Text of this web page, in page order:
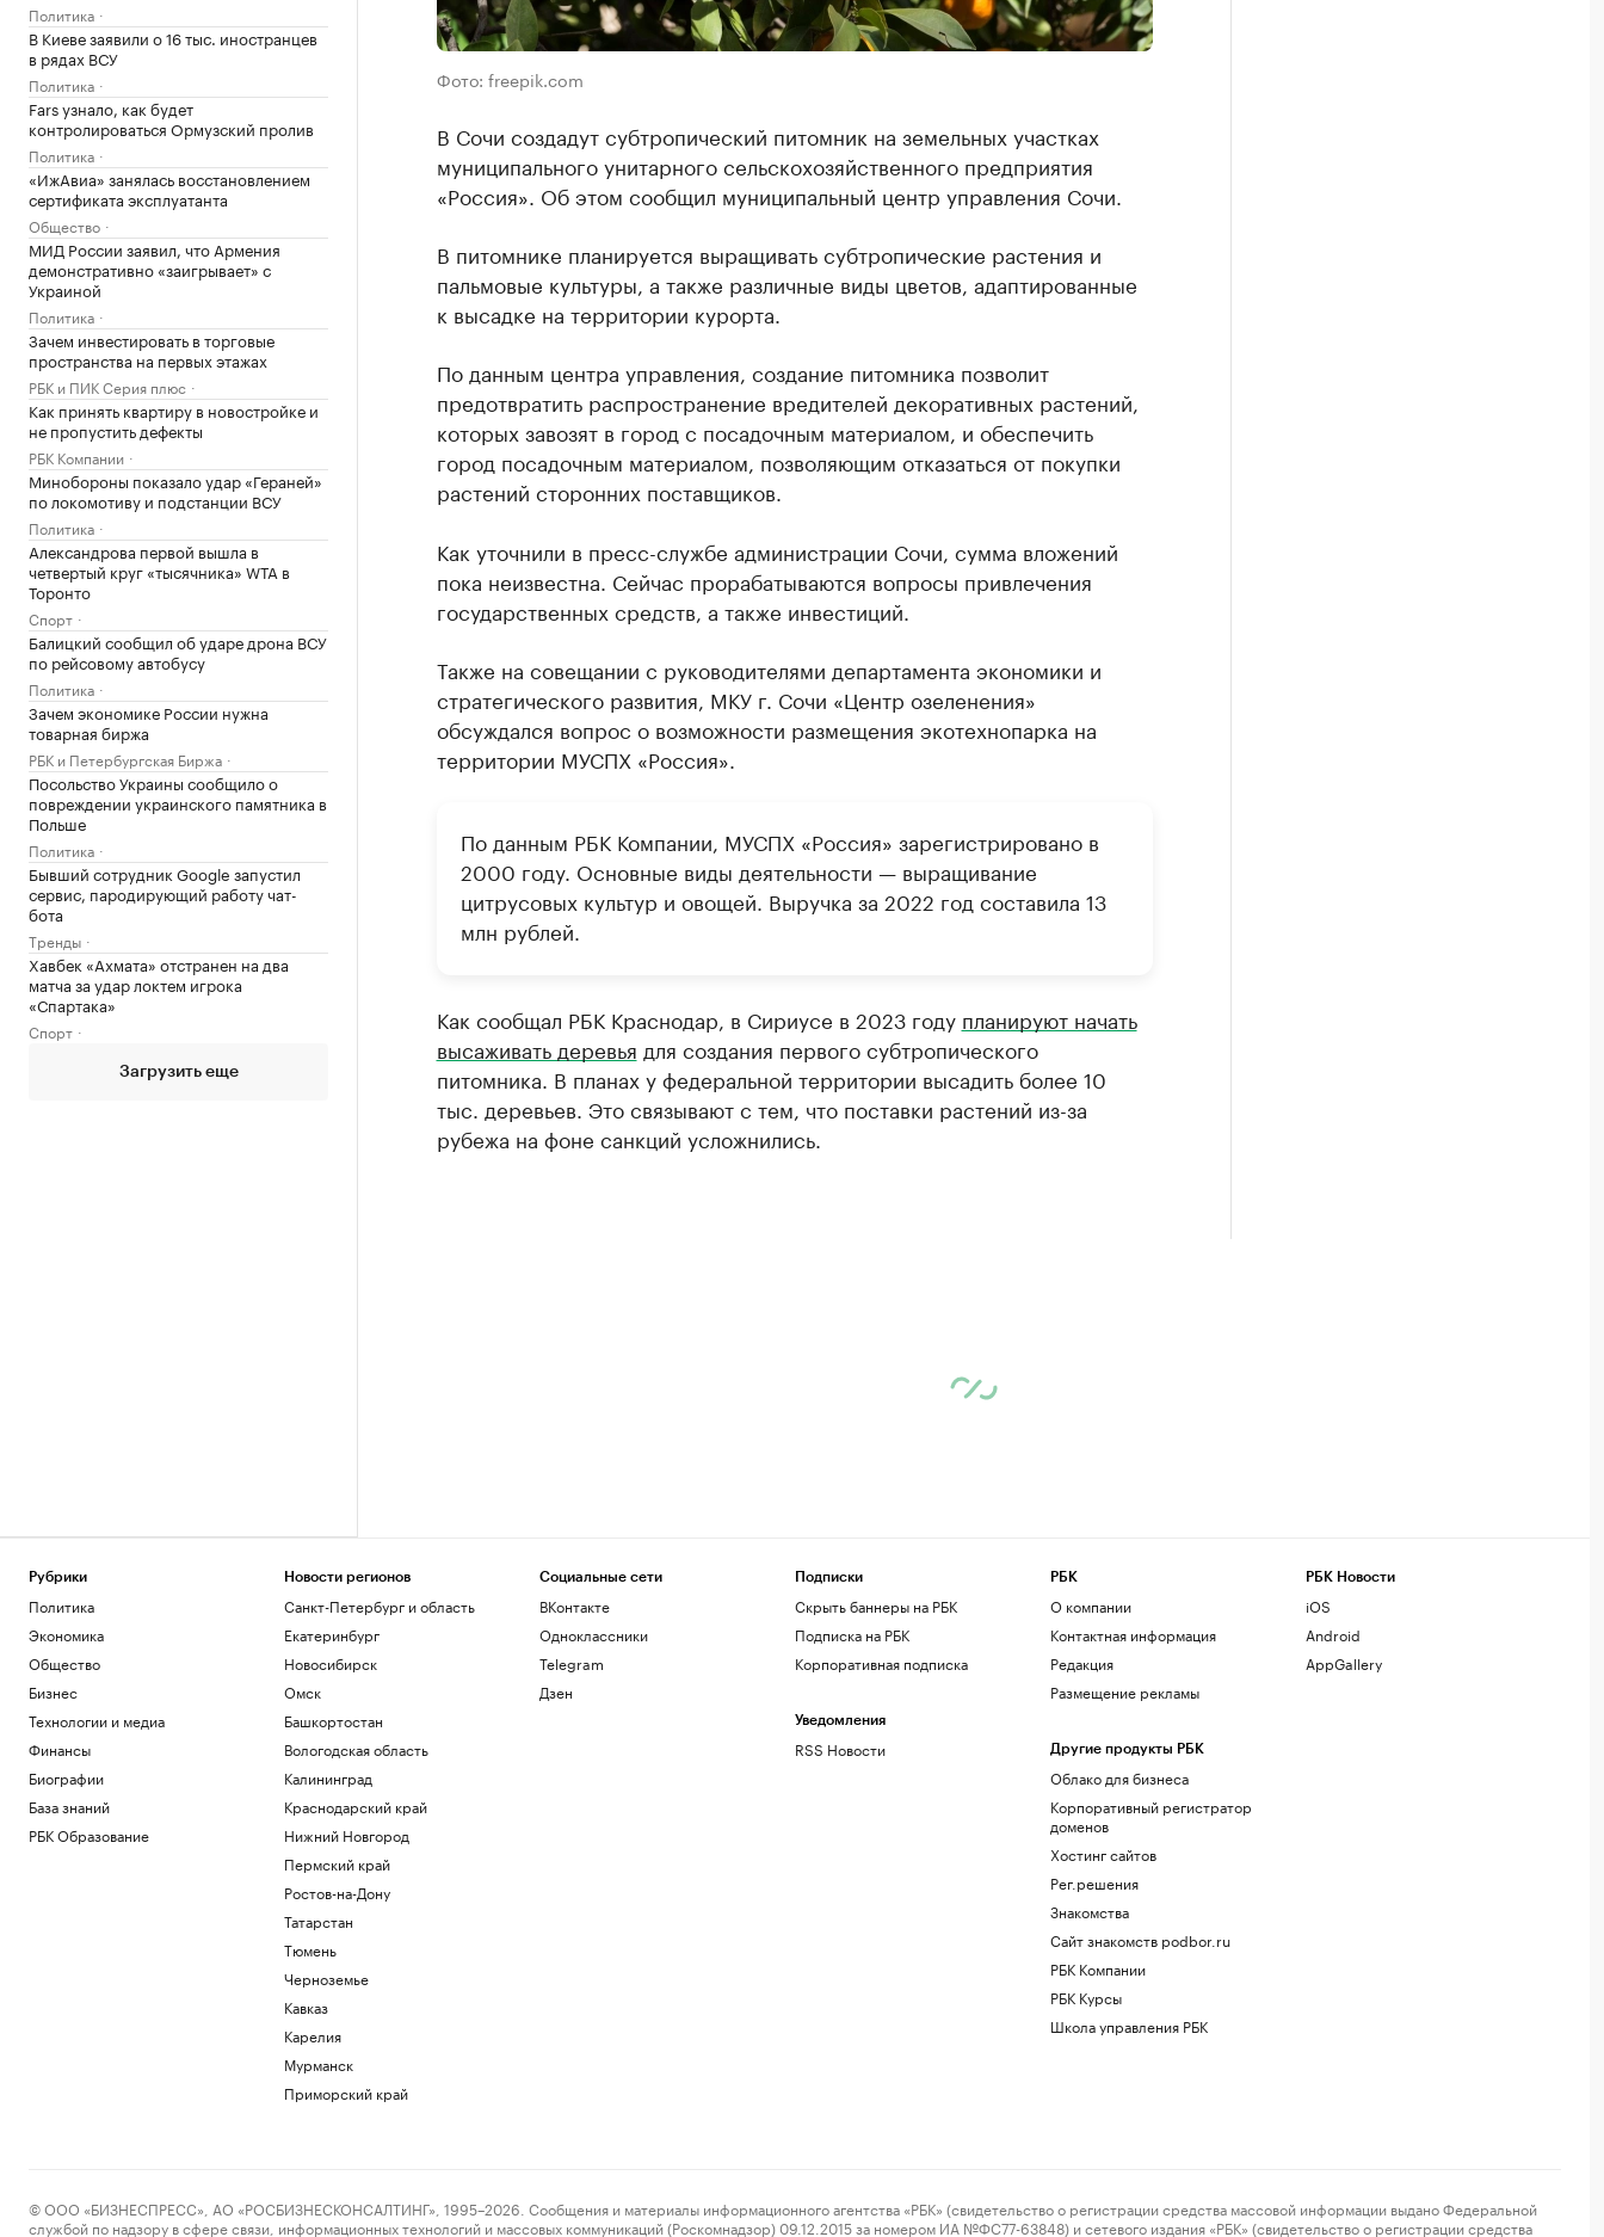
Политика
В Киеве заявили о 16 тыс. иностранцев
в рядах ВСУ
Политика
Fars узнало, как будет
контролироваться Ормузский пролив
Политика
«ИжАвиа» занялась восстановлением
сертификата эксплуатанта
Общество
МИД России заявил, что Армения
демонстративно «заигрывает» с
Украиной
Политика
Зачем инвестировать в торговые
пространства на первых этажах
РБК и ПИК Серия плюс
Как принять квартиру в новостройке и
не пропустить дефекты
РБК Компании
Минобороны показало удар «Гераней»
по локомотиву и подстанции ВСУ
Политика
Александрова первой вышла в
четвертый круг «тысячника» WTA в
Торонто
Спорт
Балицкий сообщил об ударе дрона ВСУ
по рейсовому автобусу
Политика
Зачем экономике России нужна
товарная биржа
РБК и Петербургская Биржа
Посольство Украины сообщило о
повреждении украинского памятника в
Польше
Политика
Бывший сотрудник Google запустил
сервис, пародирующий работу чат-
бота
Тренды
Хавбек «Ахмата» отстранен на два
матча за удар локтем игрока
«Спартака»
Спорт
Загрузить еще
Фото: freepik.com
В Сочи создадут субтропический питомник на земельных участках
муниципального унитарного сельскохозяйственного предприятия
«Россия». Об этом сообщил муниципальный центр управления Сочи.
В питомнике планируется выращивать субтропические растения и
пальмовые культуры, а также различные виды цветов, адаптированные
к высадке на территории курорта.
По данным центра управления, создание питомника позволит
предотвратить распространение вредителей декоративных растений,
которых завозят в город с посадочным материалом, и обеспечить
город посадочным материалом, позволяющим отказаться от покупки
растений сторонних поставщиков.
Как уточнили в пресс-службе администрации Сочи, сумма вложений
пока неизвестна. Сейчас прорабатываются вопросы привлечения
государственных средств, а также инвестиций.
Также на совещании с руководителями департамента экономики и
стратегического развития, МКУ г. Сочи «Центр озеленения»
обсуждался вопрос о возможности размещения экотехнопарка на
территории МУСПХ «Россия».
По данным РБК Компании, МУСПХ «Россия» зарегистрировано в
2000 году. Основные виды деятельности — выращивание
цитрусовых культур и овощей. Выручка за 2022 год составила 13
млн рублей.
Как сообщал РБК Краснодар, в Сириусе в 2023 году планируют начать
высаживать деревья для создания первого субтропического
питомника. В планах у федеральной территории высадить более 10
тыс. деревьев. Это связывают с тем, что поставки растений из-за
рубежа на фоне санкций усложнились.
Рубрики
Политика
Экономика
Общество
Бизнес
Технологии и медиа
Финансы
Биографии
База знаний
РБК Образование
Новости регионов
Санкт-Петербург и область
Екатеринбург
Новосибирск
Омск
Башкортостан
Вологодская область
Калининград
Краснодарский край
Нижний Новгород
Пермский край
Ростов-на-Дону
Татарстан
Тюмень
Черноземье
Кавказ
Карелия
Мурманск
Приморский край
Социальные сети
ВКонтакте
Одноклассники
Telegram
Дзен
Подписки
Скрыть баннеры на РБК
Подписка на РБК
Корпоративная подписка
Уведомления
RSS Новости
РБК
О компании
Контактная информация
Редакция
Размещение рекламы
Другие продукты РБК
Облако для бизнеса
Корпоративный регистратор
доменов
Хостинг сайтов
Рег.решения
Знакомства
Сайт знакомств podbor.ru
РБК Компании
РБК Курсы
Школа управления РБК
РБК Новости
iOS
Android
AppGallery
© ООО «БИЗНЕСПРЕСС», АО «РОСБИЗНЕСКОНСАЛТИНГ», 1995–2026. Сообщения и материалы информационного агентства «РБК» (свидетельство о регистрации средства массовой информации выдано Федеральной
службой по надзору в сфере связи, информационных технологий и массовых коммуникаций (Роскомнадзор) 09.12.2015 за номером ИА №ФС77-63848) и сетевого издания «РБК» (свидетельство о регистрации средства